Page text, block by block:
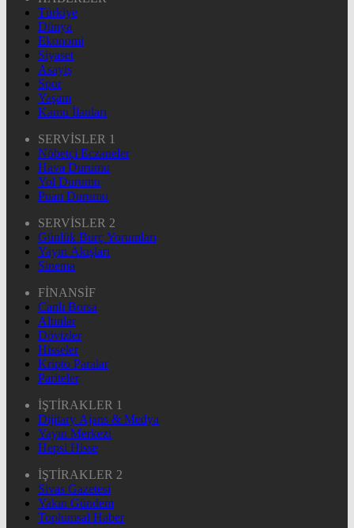
Türkiye
Dünya
Ekonomi
Siyaset
Asayiş
Spor
Yaşam
Kamu İlanları
SERVİSLER 1
Nöbetçi Eczaneler
Hava Durumu
Yol Durumu
Puan Durumu
SERVİSLER 2
Günlük Burç Yorumları
Yayın Akışları
Sinema
FİNANSİF
Canlı Borsa
Altınlar
Dövizler
Hisseler
Kripto Paralar
Pariteler
İŞTİRAKLER 1
Dijitary Ajans & Medya
Yayın Merkezi
Hepsi Hisse
İŞTİRAKLER 2
Sivas Gazetesi
Yakın Gündem
Toplumsal Haber